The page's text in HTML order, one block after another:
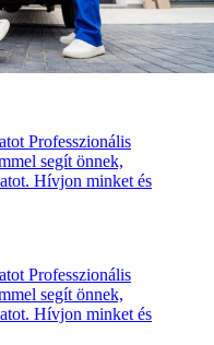
Professzionális
segít önnek,
Hívjon minket és
Professzionális
segít önnek,
Hívjon minket és